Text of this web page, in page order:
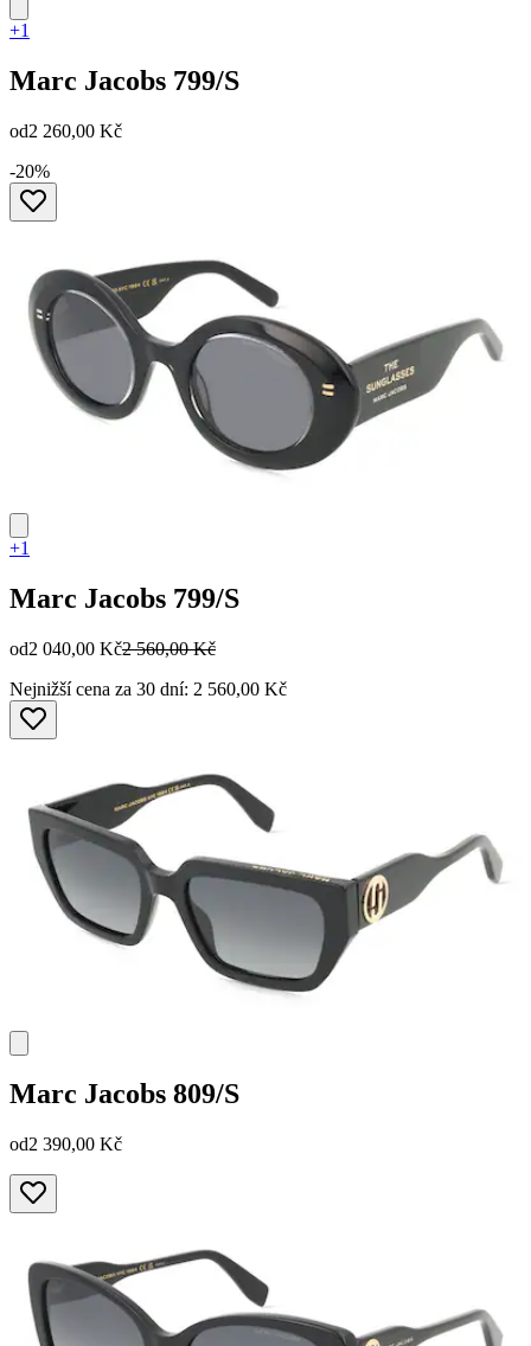
+1
Marc Jacobs 799/S
od2 260,00 Kč
-20%
+1
Marc Jacobs 799/S
od2 040,00 Kč2 560,00 Kč
Nejnižší cena za 30 dní: 2 560,00 Kč
Marc Jacobs 809/S
od2 390,00 Kč